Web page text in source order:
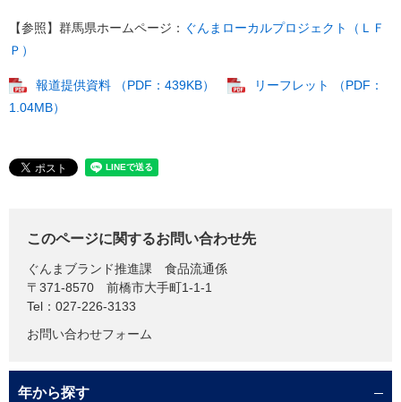
【参照】群馬県ホームページ： ぐんまローカルプロジェクト（ＬＦ
Ｐ）
報道提供資料 （PDF：439KB）
リーフレット （PDF：
1.04MB）
このページに関するお問い合わせ先
ぐんまブランド推進課
食品流通係
〒371-8570
前橋市大手町1-1-1
Tel：027-226-3133
お問い合わせフォーム
年から探す